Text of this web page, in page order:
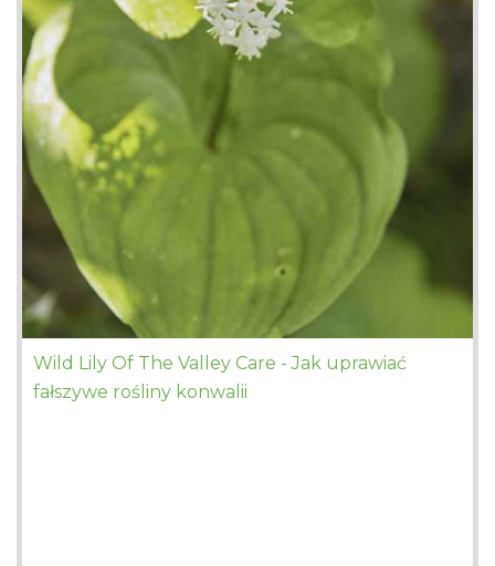
Wild Lily Of The Valley Care - Jak uprawiać
fałszywe rośliny konwalii